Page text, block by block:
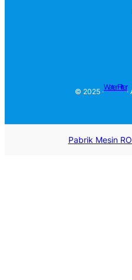
© 2025 ·
Water Filter
Pabrik Mesin